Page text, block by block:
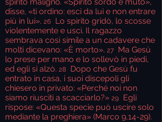
disse, «ti ordino: esci da lui e non entrare
più in lui». 26 Lo spirito gridò, lo scosse
violentemente e uscì. Il ragazzo
sembrava così simile a un cadavere che
molti dicevano: «È morto». 27 Ma Gesù
lo prese per mano e lo sollevò in piedi,
ed egli si alzò. 28
Dopo che Gesù fu
entrato in casa, i suoi discepoli gli
chiesero in privato: «Perché noi non
siamo riusciti a scacciarlo?» 29
Egli
rispose: «Questa specie può uscire solo
mediante la preghiera» (Marco 9,14-29).